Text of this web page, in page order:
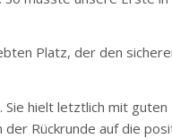
Platz, der den
hielt letztlich mit
Rückrunde auf die